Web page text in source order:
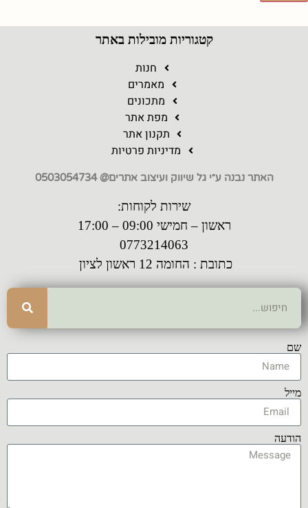
קטגוריות מובילות באתר
חנות
מאמרים
מתכונים
מפת אתר
תקנון אתר
מדיניות פרטיות
האתר נבנה ע״י גל שיווק ועיצוב אתרים@ 0503054734
שירות לקוחות:
ראשון – חמישי 09:00 – 17:00
0773214063
כתובת : החומה 12 ראשון לציון
שם
מייל
הודעה